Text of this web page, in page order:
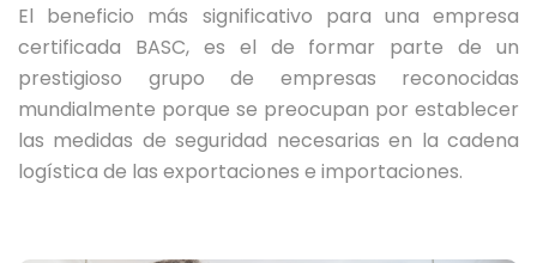
El beneficio más significativo para una empresa
certificada BASC, es el de formar parte de un
prestigioso grupo de empresas reconocidas
mundialmente porque se preocupan por establecer
las medidas de seguridad necesarias en la cadena
logística de las exportaciones e importaciones.